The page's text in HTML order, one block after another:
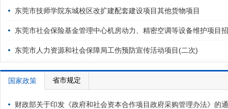
东莞市技师学院东城校区改扩建配套建设项目其他货物项目
东莞市社会保险基金管理中心机房动力、精密空调等设备维护项目
告 东莞市人力资源和社会保障局工伤预防宣传活动项目(二次)
国家政策 省市规定
财政部关于印发《政府和社会资本合作项目政府采购管理办法》的